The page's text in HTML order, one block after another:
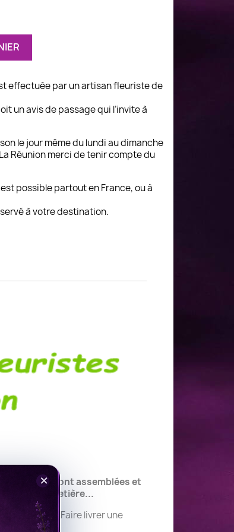
effectuée par un artisan fleuriste de
un avis de passage qui l’invite à
le jour même du lundi au dimanche
Réunion merci de tenir compte du
possible partout en France, ou à
à votre destination.
deuil qui sont assemblées et
au cimetière...
de deuil. ✅Faire livrer une
×